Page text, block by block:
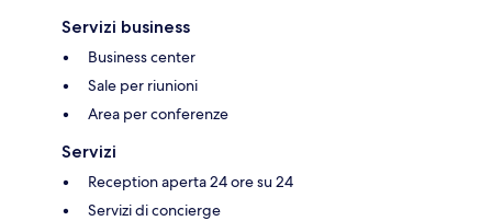
Servizi business
Business center
Sale per riunioni
Area per conferenze
Servizi
Reception aperta 24 ore su 24
Servizi di concierge